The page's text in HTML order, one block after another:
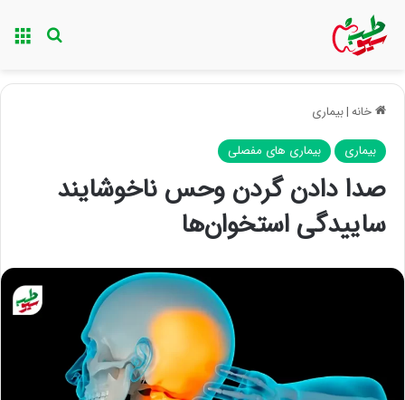
خانه|بیماری
بیماری بیماری های مفصلی
صدا دادن گردن وحس ناخوشایند
ساییدگی استخوان‌ها